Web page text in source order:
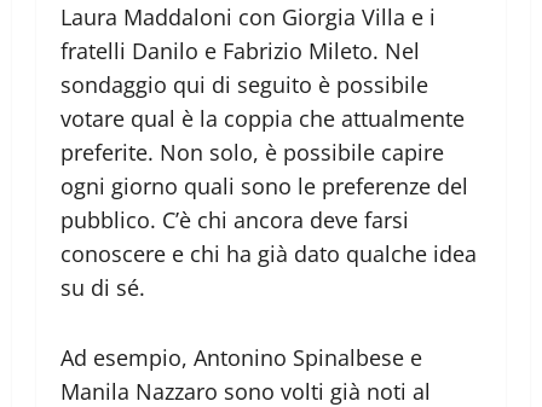
Laura Maddaloni con Giorgia Villa e i
fratelli Danilo e Fabrizio Mileto. Nel
sondaggio qui di seguito è possibile
votare qual è la coppia che attualmente
preferite. Non solo, è possibile capire
ogni giorno quali sono le preferenze del
pubblico. C’è chi ancora deve farsi
conoscere e chi ha già dato qualche idea
su di sé.
Ad esempio, Antonino Spinalbese e
Manila Nazzaro sono volti già noti al